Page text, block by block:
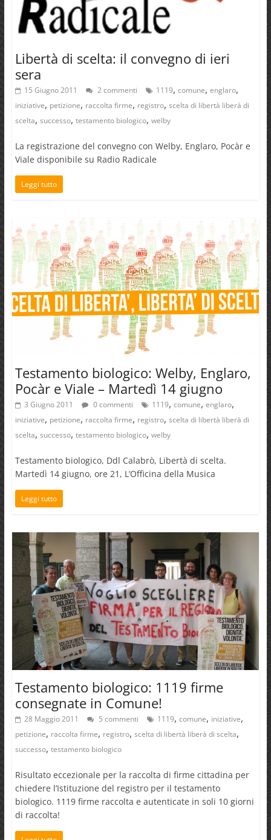
Libertà di scelta: il convegno di ieri
sera
15 Giugno 2011 2 commenti 1119, comune, englaro,
iniziative, petizione, raccolta firme, registro, scelta di libertà liberà di
scelta, successo, testamento biologico, welby
La registrazione del convegno con Welby, Englaro, Pocàr e
Viale disponibile su Radio Radicale
Leggi tutto
Testamento biologico: Welby, Englaro,
Pocàr e Viale – Martedì 14 giugno
3 Giugno 2011 0 commenti 1119, comune, englaro,
iniziative, petizione, raccolta firme, registro, scelta di libertà liberà di
scelta, successo, testamento biologico, welby
Testamento biologico, Ddl Calabrò, Libertà di scelta.
Martedì 14 giugno, ore 21, L’Officina della Musica
Leggi tutto
Testamento biologico: 1119 firme
consegnate in Comune!
28 Maggio 2011 5 commenti 1119, comune, iniziative,
petizione, raccolta firme, registro, scelta di libertà liberà di scelta,
successo, testamento biologico
Risultato eccezionale per la raccolta di firme cittadina per
chiedere l’Istituzione del registro per il testamento
biologico. 1119 firme raccolta e autenticate in soli 10 giorni
di raccolta!